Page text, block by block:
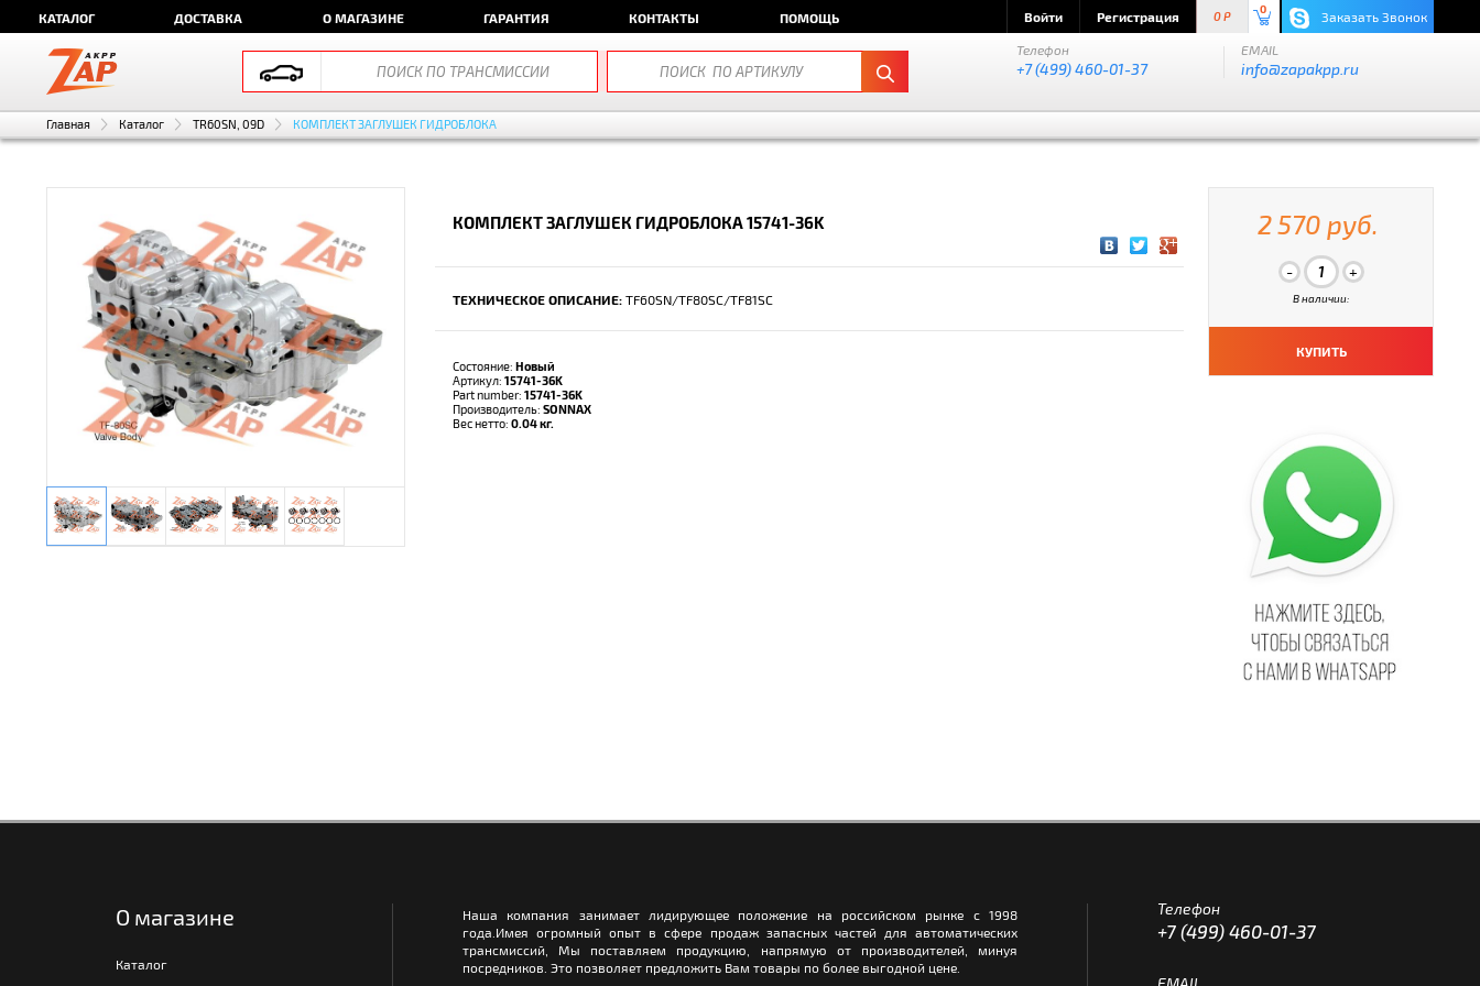
КАТАЛОГ ДОСТАВКА О МАГАЗИНЕ ГАРАНТИЯ КОНТАКТЫ ПОМОЩЬ Войти Регистрация 0 P
0 Заказать Звонок
Телефон
+7 (499) 460-01-37
EMAIL
info@zapakpp.ru
Главная Каталог TR60SN, 09D КОМПЛЕКТ ЗАГЛУШЕК ГИДРОБЛОКА
КОМПЛЕКТ ЗАГЛУШЕК ГИДРОБЛОКА 15741-36K
ТЕХНИЧЕСКОЕ ОПИСАНИЕ: TF60SN/TF80SC/TF81SC
Состояние: Новый
Артикул: 15741-36K
Part number: 15741-36K
Производитель: SONNAX
Вес нетто: 0.04 кг.
2 570 руб.
В наличии:
КУПИТЬ
О магазине
Каталог
Наша компания занимает лидирующее положение на российском рынке с 1998
года.Имея огромный опыт в сфере продаж запасных частей для автоматических
трансмиссий, Мы поставляем продукцию, напрямую от производителей, минуя
посредников. Это позволяет предложить Вам товары по более выгодной цене.
Телефон
+7 (499) 460-01-37